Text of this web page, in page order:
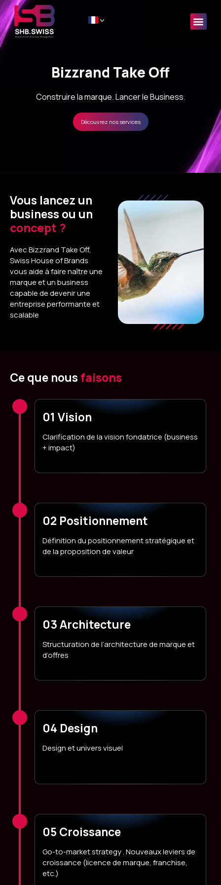
Bizzrand Take Off
Construire la marque. Lancer le Business.
Découvrez nos services
Vous lancez un
business ou un
concept ?
Avec Bizzrand Take Off,
Swiss House of Brands
vous aide à faire naître une
marque et un business
capable de devenir une
entreprise performante et
scalable
Ce que nous faisons
01 Vision
Clarification de la vision fondatrice (business
+ impact)
02 Positionnement
Définition du positionnement stratégique et
de la proposition de valeur
03 Architecture
Structuration de l’architecture de marque et
d’offres
04 Design
Design et univers visuel
05 Croissance
Go-to-market strategy . Nouveaux leviers de
croissance (licence de marque, franchise,
etc.)